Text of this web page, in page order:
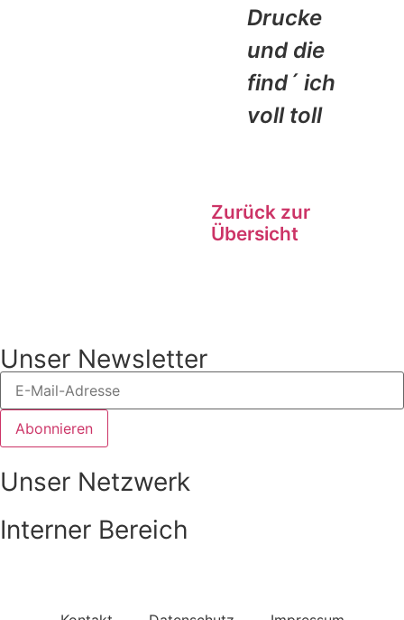
Drucke
und die
find´ ich
voll toll
Zurück zur
Übersicht
Unser Newsletter
Abonnieren
Unser Netzwerk
Interner Bereich